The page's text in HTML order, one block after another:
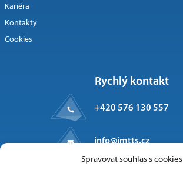
Spravovat souhlas s cookies
Kariéra
Kontakty
Cookies
Rychlý kontakt
+420 576 130 557
info@imtts.cz